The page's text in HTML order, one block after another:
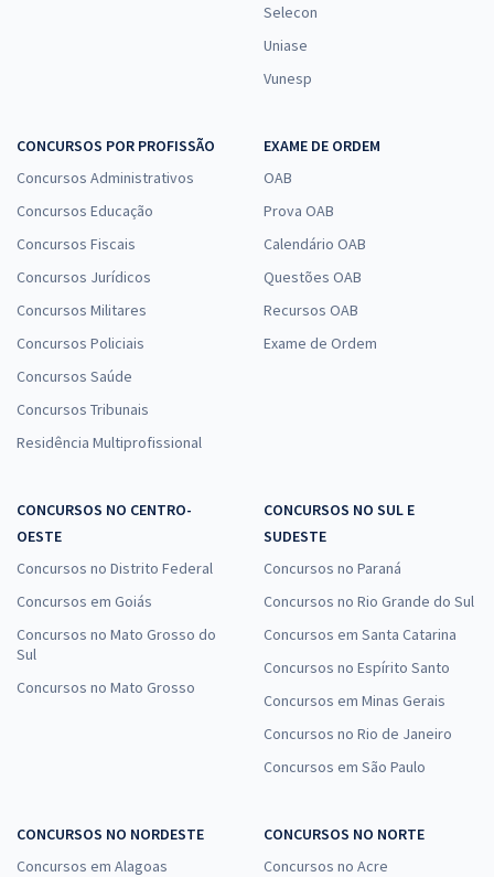
Selecon
Uniase
Vunesp
CONCURSOS POR PROFISSÃO
Concursos Administrativos
Concursos Educação
Concursos Fiscais
Concursos Jurídicos
Concursos Militares
Concursos Policiais
Concursos Saúde
Concursos Tribunais
Residência Multiprofissional
EXAME DE ORDEM
OAB
Prova OAB
Calendário OAB
Questões OAB
Recursos OAB
Exame de Ordem
CONCURSOS NO CENTRO-
OESTE
Concursos no Distrito Federal
Concursos em Goiás
Concursos no Mato Grosso do
Sul
Concursos no Mato Grosso
CONCURSOS NO SUL E
SUDESTE
Concursos no Paraná
Concursos no Rio Grande do Sul
Concursos em Santa Catarina
Concursos no Espírito Santo
Concursos em Minas Gerais
Concursos no Rio de Janeiro
Concursos em São Paulo
CONCURSOS NO NORDESTE
Concursos em Alagoas
CONCURSOS NO NORTE
Concursos no Acre